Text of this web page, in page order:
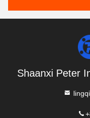
Shaanxi Peter